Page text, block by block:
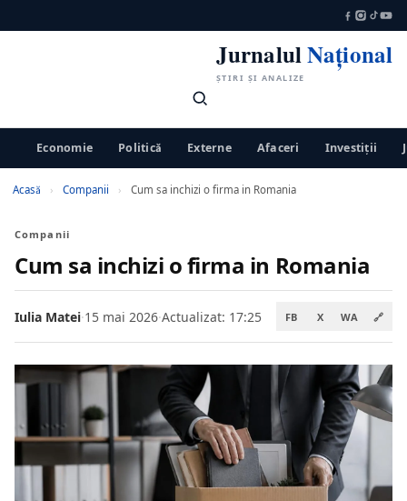
JurnalulNațional
ȘTIRI ȘI ANALIZE
Economie Politică Externe Afaceri Investiții
Acasă › Companii › Cum sa inchizi o firma in Romania
Companii
Cum sa inchizi o firma in Romania
Iulia Matei·15 mai 2026·Actualizat: 17:25 FB X WA 🔗